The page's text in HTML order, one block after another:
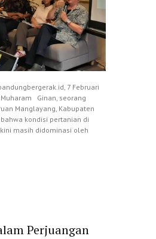
7 Februari
Ginan, seorang
Manglayang, Kabupaten
kondisi pertanian di
masih didominasi oleh
Perjuangan